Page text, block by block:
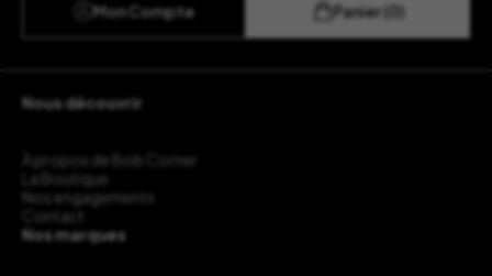
Mon Compte Panier (0)
Nous découvrir
À propos de Bob Corner
La Boutique
Nos engagements
Contact
Nos marques